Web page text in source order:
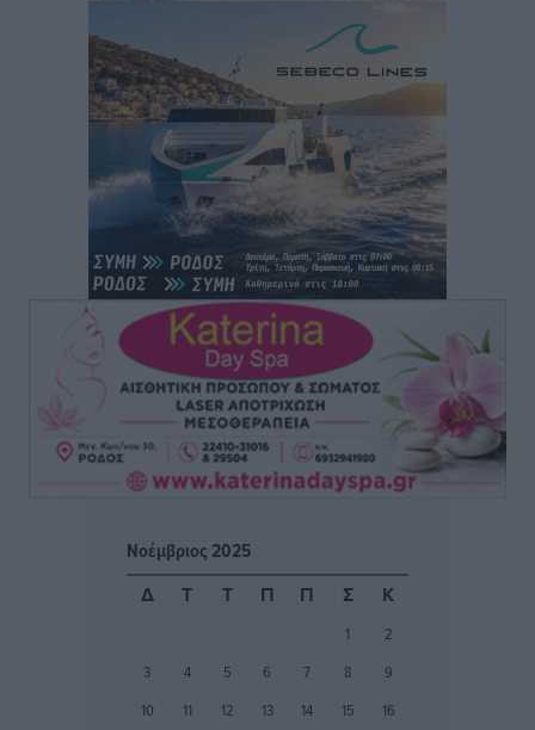
Η Ελλάδα κρατά το τουριστικό momentum, παρά τις
γεωπολιτικές αναταράξεις
Ειδήσεις• πριν 3 ώρες
Σε κόκκινο συναγερμό επτά Περιφέρειες – Οι οδηγίες
της Πολιτικής Προστασίας και ο Χάρτης Πρόβλεψης
πριν 4 ώρες
ΑΑΔΕ: Αυξάνονται οι «καρφωτές» για φοροδιαφυγή
– Στο μικροσκόπιο τουριστικοί προορισμοί, ταμειακές
και συναλλαγές POS
πριν 4 ώρες
Δημόσιο: Το νέο καθεστώς επιλογής προϊσταμένων, τι
προβλέπει το νομοσχέδιο του Υπ. Εσωτερικών
Αστυπάλαια: Το φως που μένει αναμμένο στο κάστρο
Νοέμβριος 2025
Δ
Τ Τ Π Π Σ Κ
1
2
3
4 5 6 7 8
9
10
11 12 13 14 15 16